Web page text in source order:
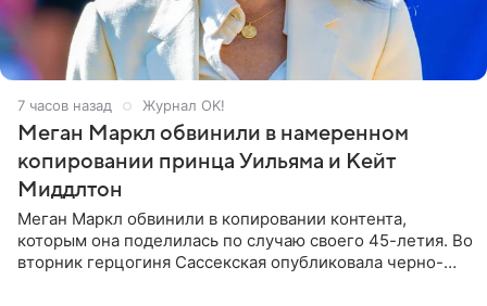
7 часов назад Журнал OK!
Меган Маркл обвинили в намеренном
копировании принца Уильяма и Кейт
Миддлтон
Меган Маркл обвинили в копировании контента,
которым она поделилась по случаю своего 45-летия. Во
вторник герцогиня Сассекская опубликовала черно-